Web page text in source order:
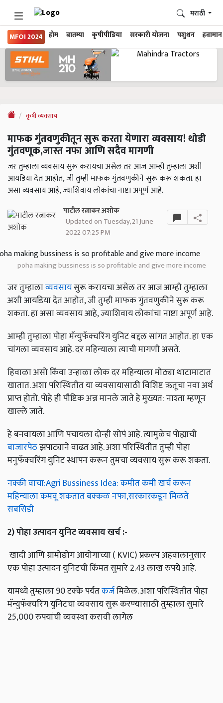
MFOI 2024 होम बातम्या कृषीपीडिया सरकारी योजना पशुधन हवामान
मराठी
कृषी व्यवसाय
माफक गुंतवणुकीतून सुरू करता येणारा व्यवसाय! थोडी
गुंतवणूक,जास्त नफा आणि सदैव मागणी
जर तुम्हाला व्यवसाय सुरू करायचा असेल तर आज आम्ही तुम्हाला अशी
आयडिया देत आहोत, जी तुम्ही माफक गुंतवणुकीने सुरू करू शकता. हा
असा व्यवसाय आहे, ज्याशिवाय लोकांचा नाष्टा अपूर्ण आहे.
पाटील रत्नाकर अशोक
Updated on Tuesday, 21 June
2022 07:25 PM
poha making bussiness is so profitable and give more income
जर तुम्हालाव्यवसायसुरू करायचा असेल तर आज आम्ही तुम्हाला
अशी आयडिया देत आहोत, जी तुम्ही माफक गुंतवणुकीने सुरू करू
शकता. हा असा व्यवसाय आहे, ज्याशिवाय लोकांचा नाष्टा अपूर्ण आहे.
आम्ही तुम्हाला पोहा मॅन्युफॅक्चरिंग युनिट बद्दल सांगत आहोत. हा एक
चांगला व्यवसाय आहे. दर महिन्याला त्याची मागणी असते.
हिवाळा असो किंवा उन्हाळा लोक दर महिन्याला मोठ्या थाटामाटात
खातात. अशा परिस्थितीत या व्यवसायासाठी विशिष्ट ऋतूचा नवा अर्थ
प्राप्त होतो. पोहे ही पौष्टिक अन्न मानले जाते हे मुख्यत: नाश्ता म्हणून
खाल्ले जाते.
हे बनवायला आणि पचायला दोन्ही सोपं आहे. त्यामुळेच पोह्याची
बाजारपेठझपाट्याने वाढत आहे. अशा परिस्थितीत तुम्ही पोहा
मनुफॅक्चरिंग युनिट स्थापन करून तुमचा व्यवसाय सुरू करू शकता.
नक्की वाचा:Agri Bussiness Idea: कमीत कमी खर्च करून
महिन्याला कमवू शकतात बक्कळ नफा,सरकारकडून मिळते
सबसिडी
2)पोहाउत्पादनयुनिटव्यवसायखर्च:-
खादी आणि ग्रामोद्योग आयोगाच्या ( KVIC) प्रकल्प अहवालानुसार
एक पोहा उत्पादन युनिटची किंमत सुमारे 2.43 लाख रुपये आहे.
यामध्ये तुम्हाला 90 टक्के पर्यंतकर्जमिळेल. अशा परिस्थितीत पोहा
मॅन्युफॅक्चरिंग युनिटचा व्यवसाय सुरू करण्यासाठी तुम्हाला सुमारे
25,000 रुपयांची व्यवस्था करावी लागेल